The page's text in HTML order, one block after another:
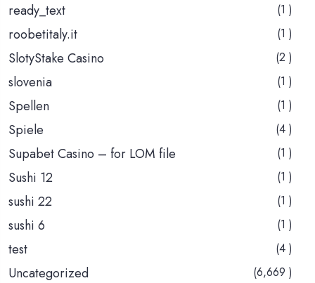
ready_text (1 )
roobetitaly.it (1 )
SlotyStake Casino (2 )
slovenia (1 )
Spellen (1 )
Spiele (4 )
Supabet Casino – for LOM file (1 )
Sushi 12 (1 )
sushi 22 (1 )
sushi 6 (1 )
test (4 )
Uncategorized (6,669 )